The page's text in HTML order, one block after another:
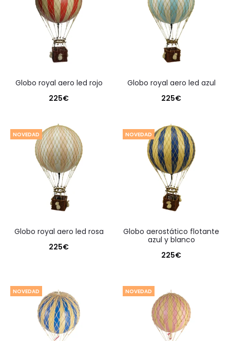
globo royal aero led rojo
225€
globo royal aero led azul
225€
NOVEDAD
globo royal aero led rosa
225€
NOVEDAD
globo aerostático flotante
azul y blanco
225€
NOVEDAD NOVEDAD